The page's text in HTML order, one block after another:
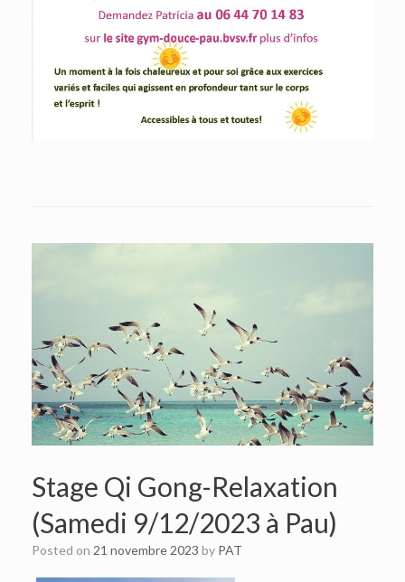
Stage Qi Gong-Relaxation
(Samedi 9/12/2023 à Pau)
Posted on 21 novembre 2023 by PAT